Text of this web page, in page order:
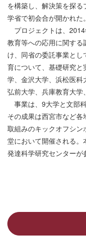
を構築し、解決策を探
学省で初会合が開かれた。
プロジェクトは、
教育等への応用に関す
け、同省の委託事業と
育について、基礎研究
学、金沢大学、浜松医科
弘前大学、兵庫教育大学
事業は、9大学と文部
その成果は西宮市など
取組みのキックオフシ
堂において開催される
発達科学研究センターが